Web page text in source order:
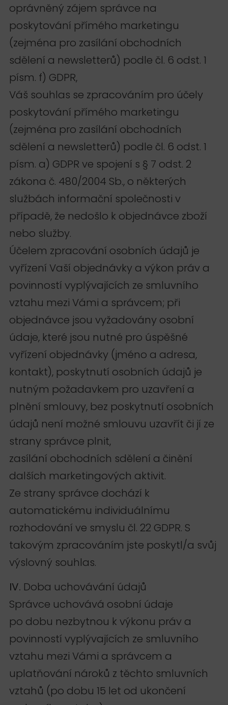
oprávněný zájem správce na
poskytování přímého marketingu
(zejména pro zasílání obchodních
sdělení a newsletterů) podle čl. 6 odst. 1
písm. f) GDPR,
Váš souhlas se zpracováním pro účely
poskytování přímého marketingu
(zejména pro zasílání obchodních
sdělení a newsletterů) podle čl. 6 odst. 1
písm. a) GDPR ve spojení s § 7 odst. 2
zákona č. 480/2004 Sb., o některých
službách informační společnosti v
případě, že nedošlo k objednávce zboží
nebo služby.
Účelem zpracování osobních údajů je
vyřízení Vaší objednávky a výkon práv a
povinností vyplývajících ze smluvního
vztahu mezi Vámi a správcem; při
objednávce jsou vyžadovány osobní
údaje, které jsou nutné pro úspěšné
vyřízení objednávky (jméno a adresa,
kontakt), poskytnutí osobních údajů je
nutným požadavkem pro uzavření a
plnění smlouvy, bez poskytnutí osobních
údajů není možné smlouvu uzavřít či jí ze
strany správce plnit,
zasílání obchodních sdělení a činění
dalších marketingových aktivit.
Ze strany správce dochází k
automatickému individuálnímu
rozhodování ve smyslu čl. 22 GDPR. S
takovým zpracováním jste poskytl/a svůj
výslovný souhlas.
IV. Doba uchovávání údajů
Správce uchovává osobní údaje
po dobu nezbytnou k výkonu práv a
povinností vyplývajících ze smluvního
vztahu mezi Vámi a správcem a
uplatňování nároků z těchto smluvních
vztahů (po dobu 15 let od ukončení